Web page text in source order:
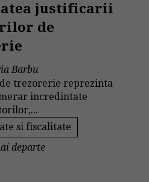
justificarii
de
Barbu
trezorerie reprezinta
incredintate
si fiscalitate
departe